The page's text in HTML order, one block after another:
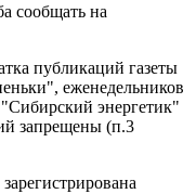
сообщать на
публикаций газеты
еженедельников
энергетик"
запрещены (п.3